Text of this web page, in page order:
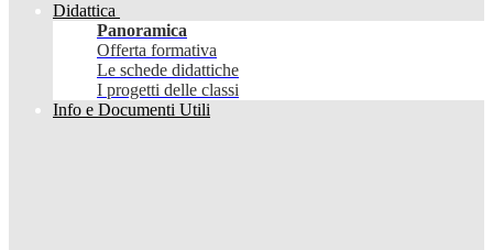
Didattica
Panoramica
Offerta formativa
Le schede didattiche
I progetti delle classi
Info e Documenti Utili